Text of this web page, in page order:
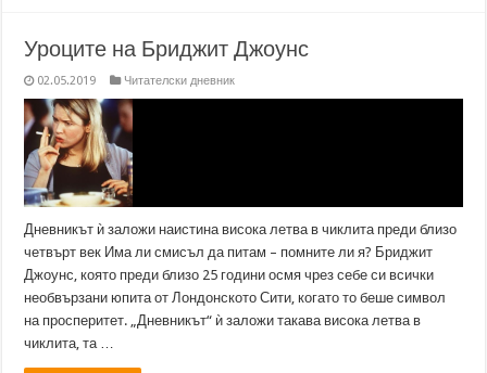
Уроците на Бриджит Джоунс
02.05.2019 Читателски дневник
Дневникът ѝ заложи наистина висока летва в чиклита преди близо
четвърт век Има ли смисъл да питам – помните ли я? Бриджит
Джоунс, която преди близо 25 години осмя чрез себе си всички
необвързани юпита от Лондонското Сити, когато то беше символ
на просперитет. „Дневникът“ ѝ заложи такава висока летва в
чиклита, та …